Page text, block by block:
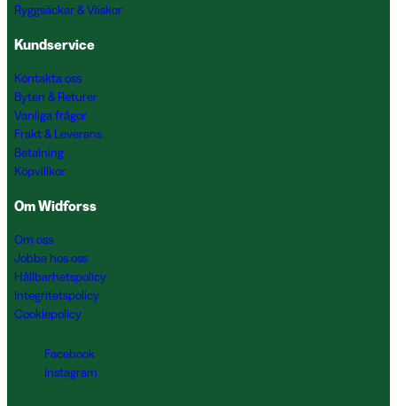
Ryggsäckar & Väskor
Kundservice
Kontakta oss
Byten & Returer
Vanliga frågor
Frakt & Leverans
Betalning
Köpvillkor
Om Widforss
Om oss
Jobba hos oss
Hållbarhetspolicy
Integritetspolicy
Cookiepolicy
Facebook
Instagram